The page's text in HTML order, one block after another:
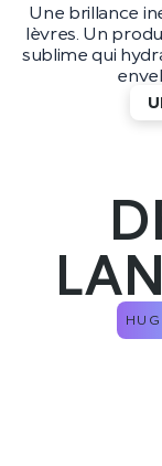
Une brillance
lèvres. Un
sublime qui